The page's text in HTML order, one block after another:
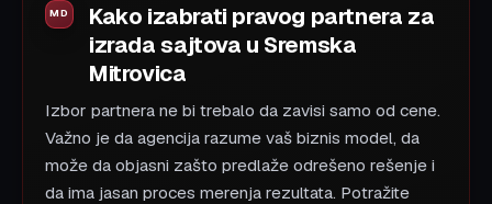
Kako izabrati pravog partnera za
izrada sajtova u Sremska
Mitrovica
Izbor partnera ne bi trebalo da zavisi samo od cene.
Važno je da agencija razume vaš biznis model, da
može da objasni zašto predlaže odrešeno rešenje i
da ima jasan proces merenja rezultata. Potražite